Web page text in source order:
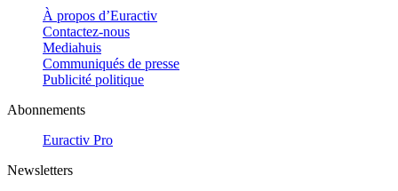
À propos d’Euractiv
Contactez-nous
Mediahuis
Communiqués de presse
Publicité politique
Abonnements
Euractiv Pro
Newsletters